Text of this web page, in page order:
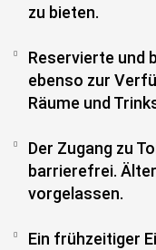
zu bieten.
Reservierte und
ebenso zur
Räume und
Der Zugang zu
barrierefrei.
vorgelassen.
Ein frühzeitiger